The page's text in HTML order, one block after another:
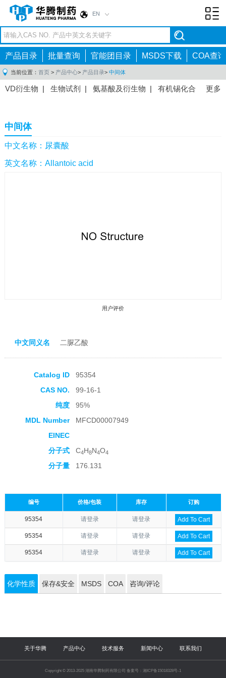
EN
产品目录 批量查询 官能团目录 MSDS下载 COA查询
当前位置： 首页 > 产品中心> 产品目录> 中间体
更多
VD衍生物 | 生物试剂 | 氨基酸及衍生物 | 有机锡化合
间体|
感染药物中间体
体 |抗精神病药物中间体
药中间体|其他原料药中间体
中间体
中文名称：尿囊酸
英文名称：Allantoic acid
用户评价
中文同义名 二脲乙酸
Catalog ID
95354
CAS NO.
99-16-1
纯度
95%
MDL Number
MFCD00007949
EINEC
分子式
C4H8N4O4
分子量 176.131
编号 价格/包装 库存 订购
95354 请登录 请登录 Add To Cart
95354 请登录 请登录 Add To Cart
95354 请登录 请登录 Add To Cart
化学性质 保存&安全 MSDS COA 咨询/评论
关于华腾 产品中心 技术服务 新闻中心 联系我们
Copyright © 2013-2025 湖南华腾制药有限公司 备案号：湘ICP备15018328号-1